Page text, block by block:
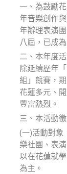
一、為鼓勵
年音樂創作
年辦理表演
八屆，已成
二、本年度
除延續歷年
組」競賽，
花蓮多元、
豐富熱烈。
三、本活動
(一)活動對象
樂社團、表
以在花蓮就
為主。